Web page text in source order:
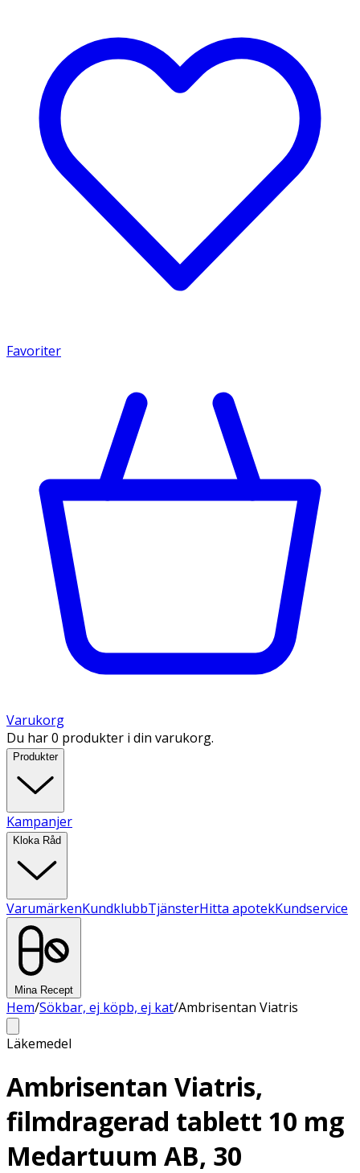
Favoriter
Varukorg
Du har 0 produkter i din varukorg.
Produkter
Kampanjer
Kloka Råd
VarumärkenKundklubbTjänsterHitta apotekKundservice
Mina Recept
Hem/Sökbar, ej köpb, ej kat/Ambrisentan Viatris
Läkemedel
Ambrisentan Viatris,
filmdragerad tablett 10 mg
Medartuum AB, 30